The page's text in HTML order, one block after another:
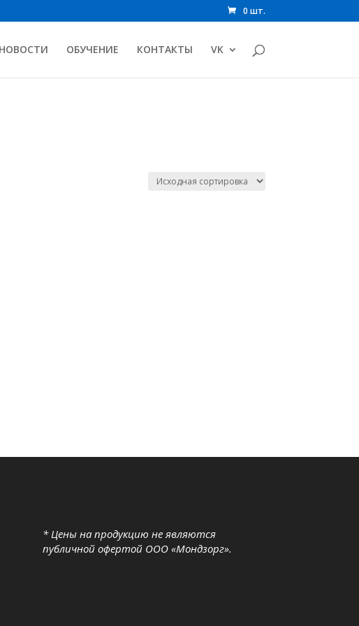
0 шт.
НОВОСТИ ОБУЧЕНИЕ КОНТАКТЫ VK
* Цены на продукцию не являются
публичной офертой ООО «Мондзорг».